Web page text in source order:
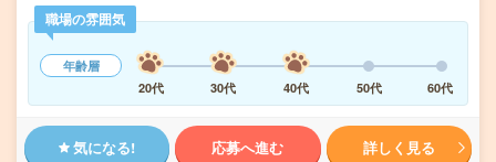
職場の雰囲気
年齢層
20代
30代 40代 50代 60代
気になる! 応募へ進む 詳しく見る